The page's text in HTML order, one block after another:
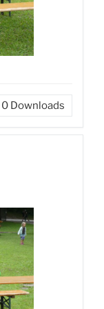
0 Downloads